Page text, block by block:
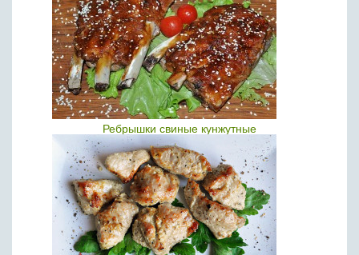
Ребрышки свиные кунжутные